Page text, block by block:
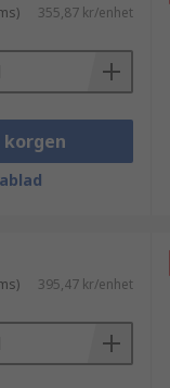
355,87 kr/enhet
korgen
395,47 kr/enhet